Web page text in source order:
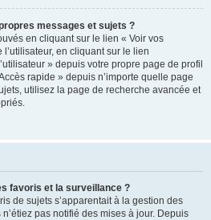
messages et sujets ?
en cliquant sur le lien « Voir vos
en cliquant sur le lien
» depuis votre propre page de profil
rapide » depuis n’importe quelle page
utilisez la page de recherche avancée et
favoris et la surveillance ?
de sujets s’apparentait à la gestion des
pas notifié des mises à jour. Depuis